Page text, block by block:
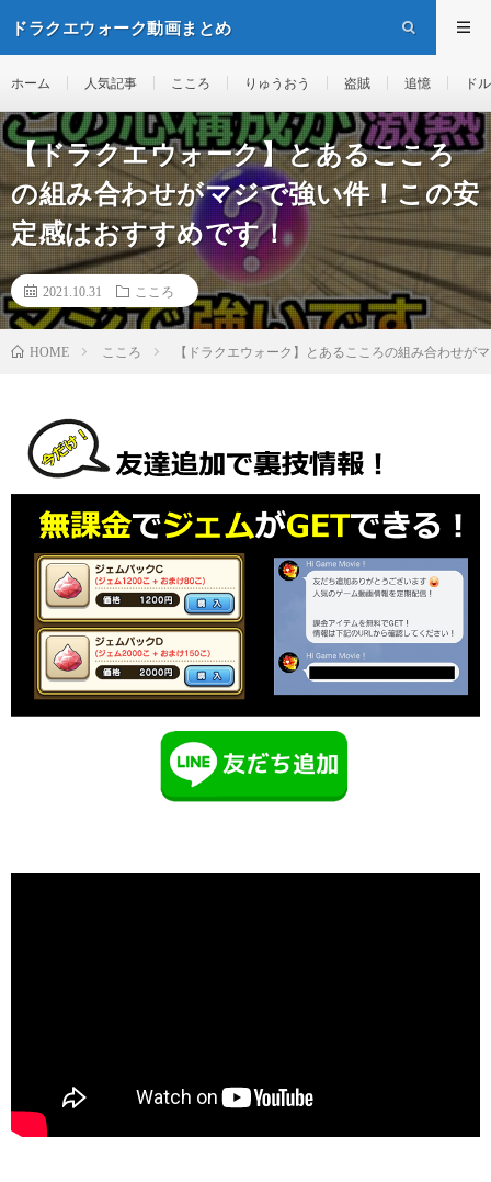
ドラクエウォーク動画まとめ
ホーム 人気記事 こころ りゅうおう 盗賊 追憶 ド
【ドラクエウォーク】とあるこころ
の組み合わせがマジで強い件！この安
定感はおすすめです！
2021.10.31 こころ
HOME こころ 【ドラクエウォーク】とあるこころの組み合わせが